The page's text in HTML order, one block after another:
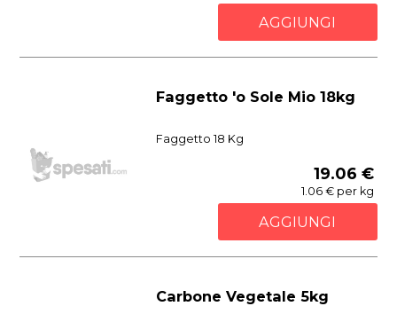
AGGIUNGI
Faggetto 'o Sole Mio 18kg
Faggetto 18 Kg
19.06 €
1.06 € per kg
AGGIUNGI
Carbone Vegetale 5kg